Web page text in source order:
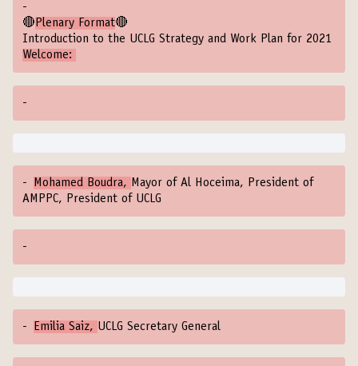
-
🔴 Plenary Format🔴
Introduction to the UCLG Strategy and Work Plan for 2021
Welcome:
-
- Mohamed Boudra, Mayor of Al Hoceima, President of
AMPPC, President of UCLG
-
- Emilia Saiz, UCLG Secretary General